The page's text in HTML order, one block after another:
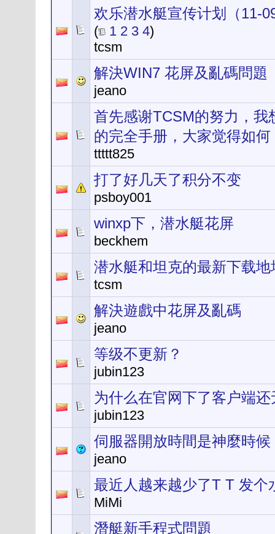
欢乐潜水艇宣传计划（11-
( 1 2 3 4)
tcsm
解決WIN7 花屏及亂碼問題
jeano
首先感谢TCSM的努力，我
的完全手册，大家觉得如何
ttttt825
打了好几天了积分不变
psboy001
winxp下，潜水艇花屏
beckhem
潜水艇和坦克的最新下载地
tcsm
解決遊戲中花屏及亂碼
jeano
等级不更新？
jubin123
为什么在官网下了客户端
jubin123
伺服器開放時間是神麼時候
jeano
最近人越来越少了T T 发个
MiMi
潛艇新手程式問題